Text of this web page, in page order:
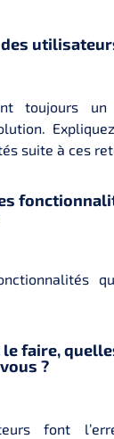
toujours
suite à ces
le faire,
?
font